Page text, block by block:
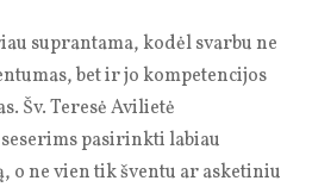
suprantama, kodėl svarbu ne
bet ir jo kompetencijos
Šv. Teresė Avilietė
pasirinkti labiau
o ne vien tik šventu ar asketiniu